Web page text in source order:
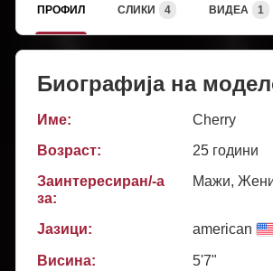
ПРОФИЛ СЛИКИ 4 ВИДЕА 1
Биографија на
Име:
Cherry
Возраст:
25 години
Заинтересиран/-а
за:
Мажи,
Јазици: american
Висина:
5'7"